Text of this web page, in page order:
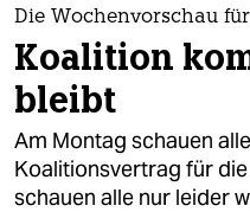
themen
politik
öko
gesellschaft
Die Wochenvorschau
Koalition
bleibt
Am Montag schauen
Koalitionsvertrag für
schauen alle nur leider